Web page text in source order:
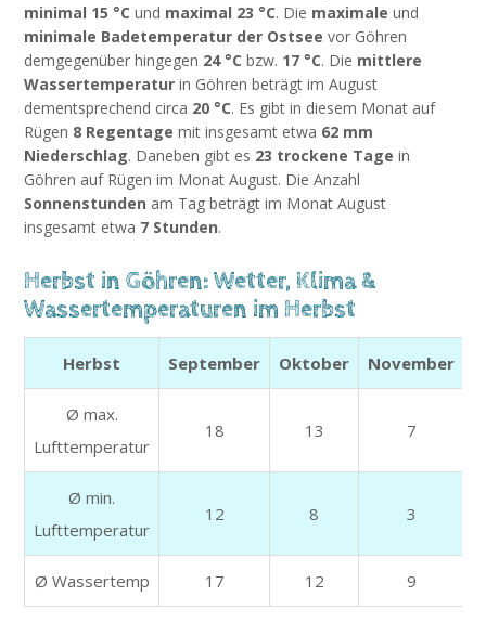
minimal 15 °C und maximal 23 °C. Die maximale und
minimale Badetemperatur der Ostsee vor Göhren
demgegenüber hingegen 24 °C bzw. 17 °C. Die mittlere
Wassertemperatur in Göhren beträgt im August
dementsprechend circa 20 °C. Es gibt in diesem Monat auf
Rügen 8 Regentage mit insgesamt etwa 62 mm
Niederschlag. Daneben gibt es 23 trockene Tage in
Göhren auf Rügen im Monat August. Die Anzahl
Sonnenstunden am Tag beträgt im Monat August
insgesamt etwa 7 Stunden.
Herbst in Göhren: Wetter, Klima &
Wassertemperaturen im Herbst
Herbst September Oktober November
Ø max.
Lufttemperatur
18 13 7
Ø min.
Lufttemperatur
12 8 3
Ø Wassertemp 17 12 9